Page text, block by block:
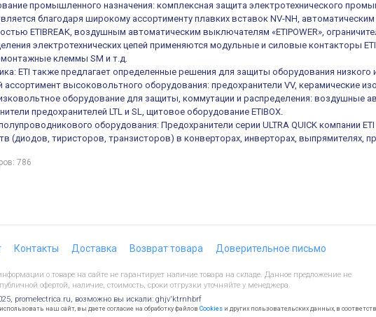
промышленного назначения: комплексная защита электротехнического
благодаря широкому ассортименту плавких вставок NV-NH,
ETIBREAK, воздушным автоматическим выключателям «ETIPOWER»,
электротехнических цепей применяются модульные и силовые контакторы
клеммы SM и т.д.
ETI также предлагает определенные решения для защиты оборудования
ассортимент высоковольтного оборудования: предохранители VV, керамические
оборудование для защиты, коммутации и распределения: воздушные
предохранителей LTL и SL, щитовое оборудование ETIBOX.
оборудования: Предохранители серии ULTRA QUICK компании
(диодов, тиристоров, транзисторов) в конверторах, инверторах, выпрямителях,
786
Контакты Доставка Возврат товара Доверительное письмо
о товаре на сайте не гарантирует наличие товара на складе. Данное предложение не
офертой, наличие, стоимость, сроки отгрузки уточняйте у менеджера.
promelectrica.ru, возможно вы искали: ghjv'ktrnhbrf
наш сайт, вы даете согласие на обработку файлов Cookies и других пользовательских данных, в